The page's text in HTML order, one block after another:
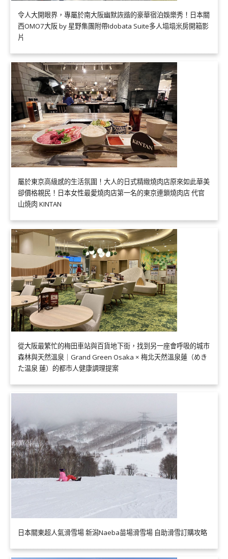
令人大開眼界，專屬於南大阪幽默詼諧的豪華宿泊娛樂秀！日本關
西OMO7大阪 by 星野集團附帶Idobata Suite多人塌塌米房開箱影
片
屬於東京高級感的生活氛圍！大人的日式精緻燒肉店原來如此華美
卻價格親民！日本女性最愛燒肉店第一名的東京連鎖燒肉店 代官
山焼肉 KINTAN
從大阪最繁忙的梅田車站與百貨地下街，找到另一座會呼吸的城市
森林與天然溫泉｜Grand Green Osaka × 梅北天然溫泉蓮（めき
た温泉 蓮）的都市人健康調理提案
日本關東超人氣滑雪場 新潟Naeba苗場滑雪場 自助滑雪訂購攻略